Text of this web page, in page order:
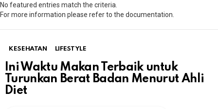
No featured entries match the criteria.
For more information please refer to the documentation.
KESEHATAN LIFESTYLE
Ini Waktu Makan Terbaik untuk
Turunkan Berat Badan Menurut Ahli
Diet